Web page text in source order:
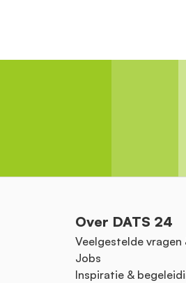
Over DATS 24
Veelgestelde
Jobs
Inspiratie &